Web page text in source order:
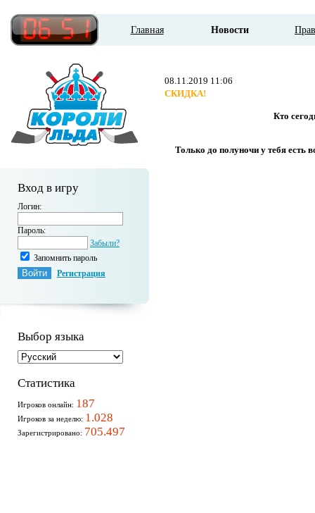
Главная Новости
Вход в игру
Логин:
Пароль:
Забыли?
Запомнить пароль
Регистрация
Выбор языка
Статистика
Игроков онлайн: 187
Игроков за неделю: 1.028
Зарегистрировано: 705.497
08.11.2019 11:06
СКИДКА!
Кто
Только до полуночи у тебя есть